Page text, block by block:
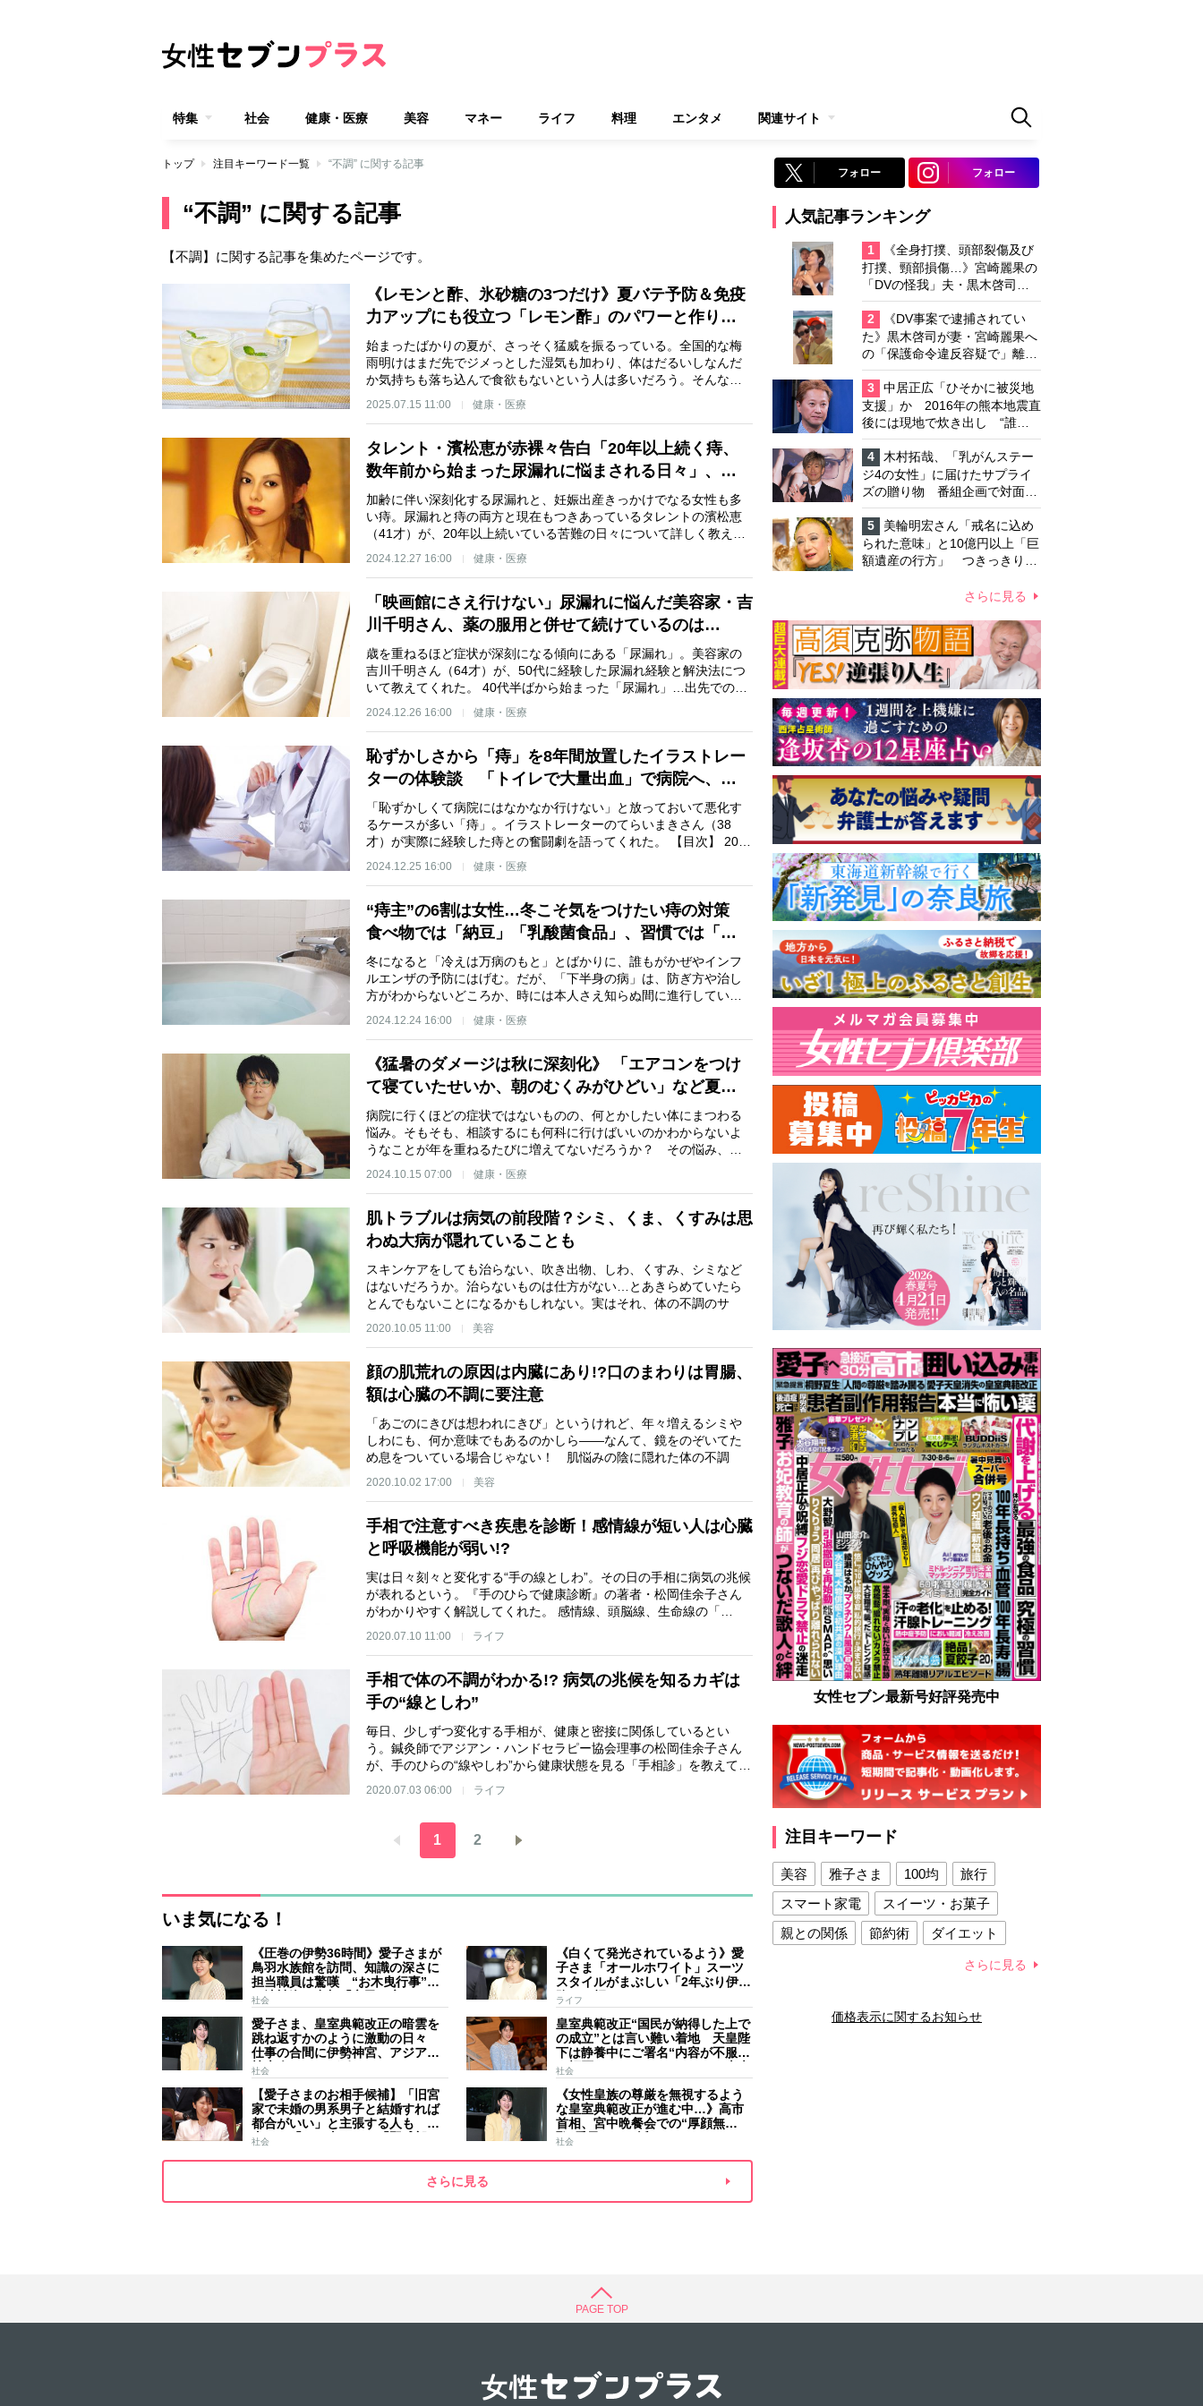
特集 社会 健康・医療 美容 マネー ライフ 料理 エンタメ 関連サイト
トップ 注目キーワード一覧 “不調” に関する記事
“不調” に関する記事
【不調】に関する記事を集めたページです。
《レモンと酢、氷砂糖の3つだけ》夏バテ予防＆免疫
力アップにも役立つ「レモン酢」のパワーと作り…
始まったばかりの夏が、さっそく猛威を振るっている。全国的な梅
雨明けはまだ先でジメっとした湿気も加わり、体はだるいしなんだ
か気持ちも落ち込んで食欲もないという人は多いだろう。そんな…
2025.07.15 11:00 健康・医療
タレント・濱松恵が赤裸々告白「20年以上続く痔、
数年前から始まった尿漏れに悩まされる日々」、…
加齢に伴い深刻化する尿漏れと、妊娠出産きっかけでなる女性も多
い痔。尿漏れと痔の両方と現在もつきあっているタレントの濱松恵
（41才）が、20年以上続いている苦難の日々について詳しく教え…
2024.12.27 16:00 健康・医療
「映画館にさえ行けない」尿漏れに悩んだ美容家・吉
川千明さん、薬の服用と併せて続けているのは…
歳を重ねるほど症状が深刻になる傾向にある「尿漏れ」。美容家の
吉川千明さん（64才）が、50代に経験した尿漏れ経験と解決法につ
いて教えてくれた。 40代半ばから始まった「尿漏れ」…出先での…
2024.12.26 16:00 健康・医療
恥ずかしさから「痔」を8年間放置したイラストレー
ターの体験談 「トイレで大量出血」で病院へ、…
「恥ずかしくて病院にはなかなか行けない」と放っておいて悪化す
るケースが多い「痔」。イラストレーターのてらいまきさん（38
才）が実際に経験した痔との奮闘劇を語ってくれた。 【目次】 20…
2024.12.25 16:00 健康・医療
“痔主”の6割は女性…冬こそ気をつけたい痔の対策
食べ物では「納豆」「乳酸菌食品」、習慣では「…
冬になると「冷えは万病のもと」とばかりに、誰もがかぜやインフ
ルエンザの予防にはげむ。だが、「下半身の病」は、防ぎ方や治し
方がわからないどころか、時には本人さえ知らぬ間に進行してい…
2024.12.24 16:00 健康・医療
《猛暑のダメージは秋に深刻化》 「エアコンをつけ
て寝ていたせいか、朝のむくみがひどい」など夏…
病院に行くほどの症状ではないものの、何とかしたい体にまつわる
悩み。そもそも、相談するにも何科に行けばいいのかわからないよ
うなことが年を重ねるたびに増えてないだろうか？ その悩み、…
2024.10.15 07:00 健康・医療
肌トラブルは病気の前段階？シミ、くま、くすみは思
わぬ大病が隠れていることも
スキンケアをしても治らない、吹き出物、しわ、くすみ、シミなど
はないだろうか。治らないものは仕方がない…とあきらめていたら
とんでもないことになるかもしれない。実はそれ、体の不調のサ
2020.10.05 11:00 美容
顔の肌荒れの原因は内臓にあり!?口のまわりは胃腸、
額は心臓の不調に要注意
「あごのにきびは想われにきび」というけれど、年々増えるシミや
しわにも、何か意味でもあるのかしら――なんて、鏡をのぞいてた
め息をついている場合じゃない！ 肌悩みの陰に隠れた体の不調
2020.10.02 17:00 美容
手相で注意すべき疾患を診断！感情線が短い人は心臓
と呼吸機能が弱い!?
実は日々刻々と変化する“手の線としわ”。その日の手相に病気の兆候
が表れるという。『手のひらで健康診断』の著者・松岡佳余子さん
がわかりやすく解説してくれた。 感情線、頭脳線、生命線の「…
2020.07.10 11:00 ライフ
手相で体の不調がわかる!? 病気の兆候を知るカギは
手の“線としわ”
毎日、少しずつ変化する手相が、健康と密接に関係しているとい
う。鍼灸師でアジアン・ハンドセラピー協会理事の松岡佳余子さん
が、手のひらの“線やしわ”から健康状態を見る「手相診」を教えて…
2020.07.03 06:00 ライフ
1 2
いま気になる！
《圧巻の伊勢36時間》愛子さまが
鳥羽水族館を訪問、知識の深さに
担当職員は驚嘆 “お木曳行事”に
は法被姿で参加「市民に交じって
一生懸命引いておられました」
社会
《白くて発光されているよう》愛
子さま「オールホワイト」スーツ
スタイルがまぶしい「2年ぶり伊勢
路」の輝き
ライフ
愛子さま、皇室典範改正の暗雲を
跳ね返すかのように激動の日々
仕事の合間に伊勢神宮、アジア競
技大会、シンガポール…スケジュ
ールはびっしり 「天皇家のご長
女」の揺るがぬ思い
社会
皇室典範改正“国民が納得した上で
の成立”とは言い難い着地 天皇陛
下は静養中にご署名“内容が不服で
も拒否することはできない” 米大
手紙は男系男子に固執する日本の
現状を批判的に報道
社会
【愛子さまのお相手候補】「旧宮
家で未婚の男系男子と結婚すれば
都合がいい」と主張する人も 過
去には「のび太くん」「野球部エ
前
社会
《女性皇族の尊厳を無視するよう
な皇室典範改正が進む中…》高市
首相、宮中晩餐会での“厚顔無
恥”愛子さまに近づきハイテンショ
ほど取り囲む
社会
さらに見る
フォロー フォロー
人気記事ランキング
1
《全身打撲、頭部裂傷及び
打撲、頸部損傷…》宮崎麗果の
「DVの怪我」夫・黒木啓司の
逮捕で始まる「夫婦の闘争」
2
《DV事案で逮捕されてい
た》黒木啓司が妻・宮崎麗果へ
の「保護命令違反容疑で」離婚
協議は「第二ステージ」へ
3
中居正広「ひそかに被災地
支援」か 2016年の熊本地震直
後には現地で炊き出し “誰に
も知られなくて良い”と、むし
ろ強まる福祉活動への思い
4
木村拓哉、「乳がんステー
ジ4の女性」に届けたサプライ
ズの贈り物 番組企画で対面し
たファンが、夢と希望を与える
心遣いに「うれしくて号泣しま
した」
5
美輪明宏さん「戒名に込め
られた意味」と10億円以上「巨
額遺産の行方」 つきっきりで
さらに見る
女性セブン最新号好評発売中
注目キーワード
美容 雅子さま 100均
旅行
スマート家電
スイーツ・お菓子
親との関係
節約術
ダイエット
夫との関係
新津春子 どか食い
さらに見る
価格表示に関するお知らせ
PAGE TOP